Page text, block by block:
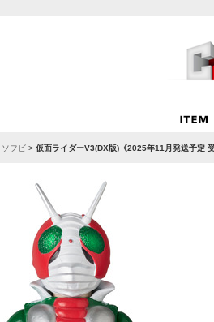
ソフビ > 仮面ライダーV3(DX版)《2025年11月発送予定